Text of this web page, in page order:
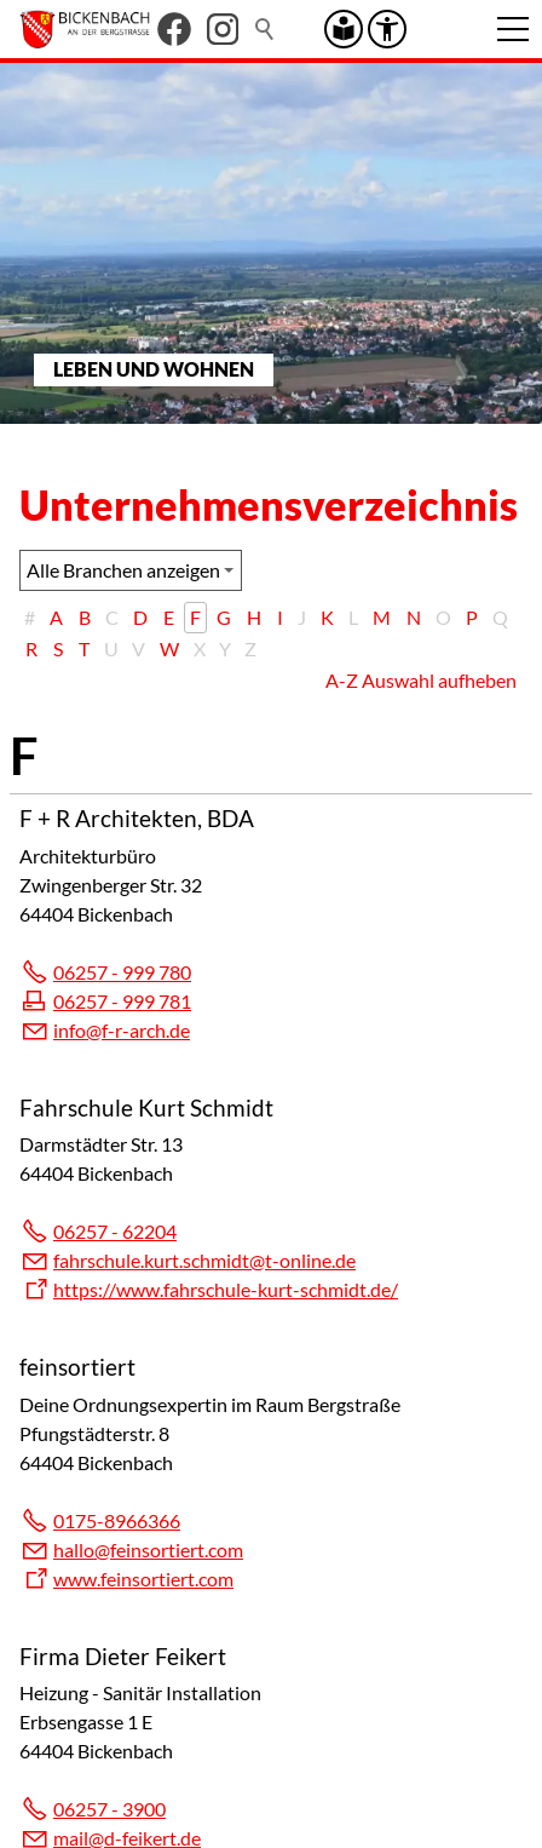
LEBEN UND WOHNEN
Unternehmensverzeichnis
# A B C D E F G H I J K L M N O P
Q
R
S T U V W X Y
Z
A-Z Auswahl aufheben
F + R Architekten, BDA
Architekturbüro
Zwingenberger Str. 32
64404 Bickenbach
06257 - 999 780
06257 - 999 781
nf
f-r- rch d
Fahrschule Kurt Schmidt
Darmstädter Str. 13
64404 Bickenbach
06257 - 62204
f hrsch l k rtschm dt t- nl n
d
https://www.fahrschule-kurt-schmidt.de/
feinsortiert
Deine Ordnungsexpertin im Raum Bergstraße
Pfungstädterstr. 8
64404 Bickenbach
0175-8966366
h ll f ns rt rtc m
www.feinsortiert.com
Firma Dieter Feikert
Heizung - Sanitär Installation
Erbsengasse 1 E
64404 Bickenbach
06257 - 3900
m
l d-f k rtd